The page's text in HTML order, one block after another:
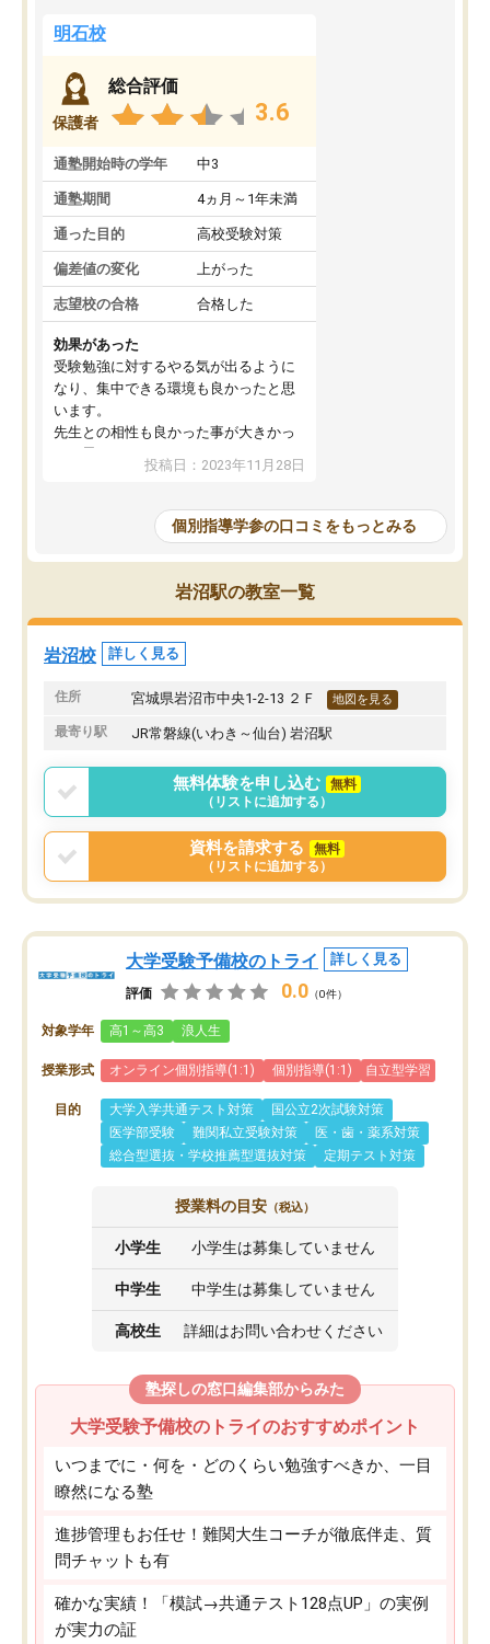
明石校
保護者
総合評価
3.6
通塾開始時の学年 中3
通塾期間 4ヵ月～1年未満
通った目的 高校受験対策
偏差値の変化 上がった
志望校の合格 合格した
効果があった
受験勉強に対するやる気が出るように
なり、集中できる環境も良かったと思
います。
先生との相性も良かった事が大きかっ
たと思います。
投稿日：2023年11月28日
個別指導学参の口コミをもっとみる
岩沼駅の教室一覧
岩沼校 詳しく見る
住所 宮城県岩沼市中央1-2-13 ２Ｆ 地図を見る
最寄り駅 JR常磐線(いわき～仙台) 岩沼駅
無料体験を申し込む
無料
（リストに追加する）
資料を請求する
無料
（リストに追加する）
大学受験予備校のトライ 詳しく見る
評価 0.0 （0件）
対象学年 高1～高3 浪人生
授業形式 オンライン個別指導(1:1) 個別指導(1:1) 自立型学習
目的 大学入学共通テスト対策
国公立2次試験対策
医学部受験
難関私立受験対策
医・歯・薬系対策
総合型選抜・学校推薦型選抜対策
定期テスト対策
授業料の目安 （税込）
小学生 小学生は募集していません
中学生 中学生は募集していません
高校生 詳細はお問い合わせください
塾探しの窓口編集部からみた
大学受験予備校のトライのおすすめポイント
いつまでに・何を・どのくらい勉強すべきか、一目
瞭然になる塾
進捗管理もお任せ！難関大生コーチが徹底伴走、質
問チャットも有
確かな実績！「模試→共通テスト128点UP」の実例
が実力の証